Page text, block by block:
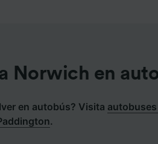
Norwich en
en autobús? Visita
.